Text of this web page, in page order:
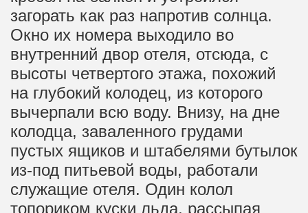
загорать как раз напротив солнца.
Окно их номера выходило во
внутренний двор отеля, отсюда, с
высоты четвертого этажа, похожий
на глубокий колодец, из которого
вычерпали всю воду. Внизу, на дне
колодца, заваленного грудами
пустых ящиков и штабелями бутылок
из-под питьевой воды, работали
служащие отеля. Один колол
топориком куски льда, рассыпая